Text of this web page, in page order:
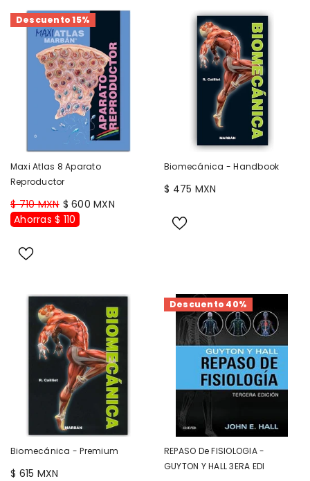
Descuento 15%
Maxi Atlas 8 Aparato
Reproductor
$ 710 MXN $ 600 MXN
Ahorras $ 110
Biomecánica - Handbook
$ 475 MXN
Biomecánica - Premium
$ 615 MXN
Descuento 40%
REPASO De FISIOLOGIA -
GUYTON Y HALL 3ERA EDI